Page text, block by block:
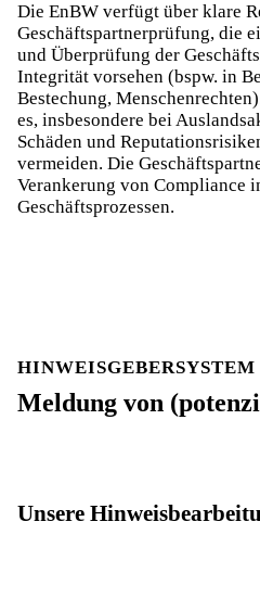
Die EnBW verfügt über klare
Geschäftspartnerprüfung, die
und Überprüfung der
Integrität vorsehen (bspw. in
Bestechung,
es, insbesondere bei
Schäden und
vermeiden. Die
Verankerung von Compliance
Geschäftsprozessen.
HINWEISGEBERSYSTEM
Meldung von
Unsere